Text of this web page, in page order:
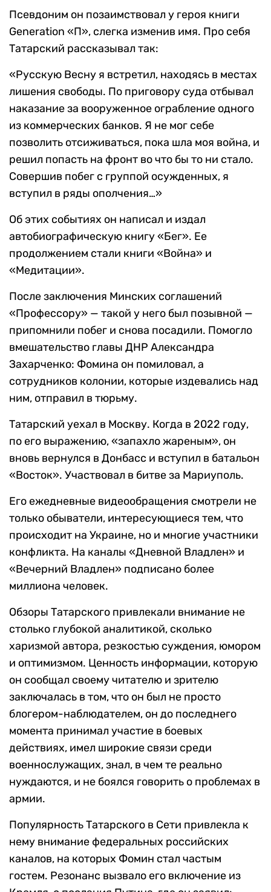
Псевдоним он позаимствовал у героя книги
Generation «П», слегка изменив имя. Про себя
Татарский рассказывал так:
«Русскую Весну я встретил, находясь в местах
лишения свободы. По приговору суда отбывал
наказание за вооруженное ограбление одного
из коммерческих банков. Я не мог себе
позволить отсиживаться, пока шла моя война, и
решил попасть на фронт во что бы то ни стало.
Совершив побег с группой осужденных, я
вступил в ряды ополчения…»
Об этих событиях он написал и издал
автобиографическую книгу «Бег». Ее
продолжением стали книги «Война» и
«Медитации».
После заключения Минских соглашений
«Профессору» — такой у него был позывной —
припомнили побег и снова посадили. Помогло
вмешательство главы ДНР Александра
Захарченко: Фомина он помиловал, а
сотрудников колонии, которые издевались над
ним, отправил в тюрьму.
Татарский уехал в Москву. Когда в 2022 году,
по его выражению, «запахло жареным», он
вновь вернулся в Донбасс и вступил в батальон
«Восток». Участвовал в битве за Мариуполь.
Его ежедневные видеообращения смотрели не
только обыватели, интересующиеся тем, что
происходит на Украине, но и многие участники
конфликта. На каналы «Дневной Владлен» и
«Вечерний Владлен» подписано более
миллиона человек.
Обзоры Татарского привлекали внимание не
столько глубокой аналитикой, сколько
харизмой автора, резкостью суждения, юмором
и оптимизмом. Ценность информации, которую
он сообщал своему читателю и зрителю
заключалась в том, что он был не просто
блогером-наблюдателем, он до последнего
момента принимал участие в боевых
действиях, имел широкие связи среди
военнослужащих, знал, в чем те реально
нуждаются, и не боялся говорить о проблемах в
армии.
Популярность Татарского в Сети привлекла к
нему внимание федеральных российских
каналов, на которых Фомин стал частым
гостем. Резонанс вызвало его включение из